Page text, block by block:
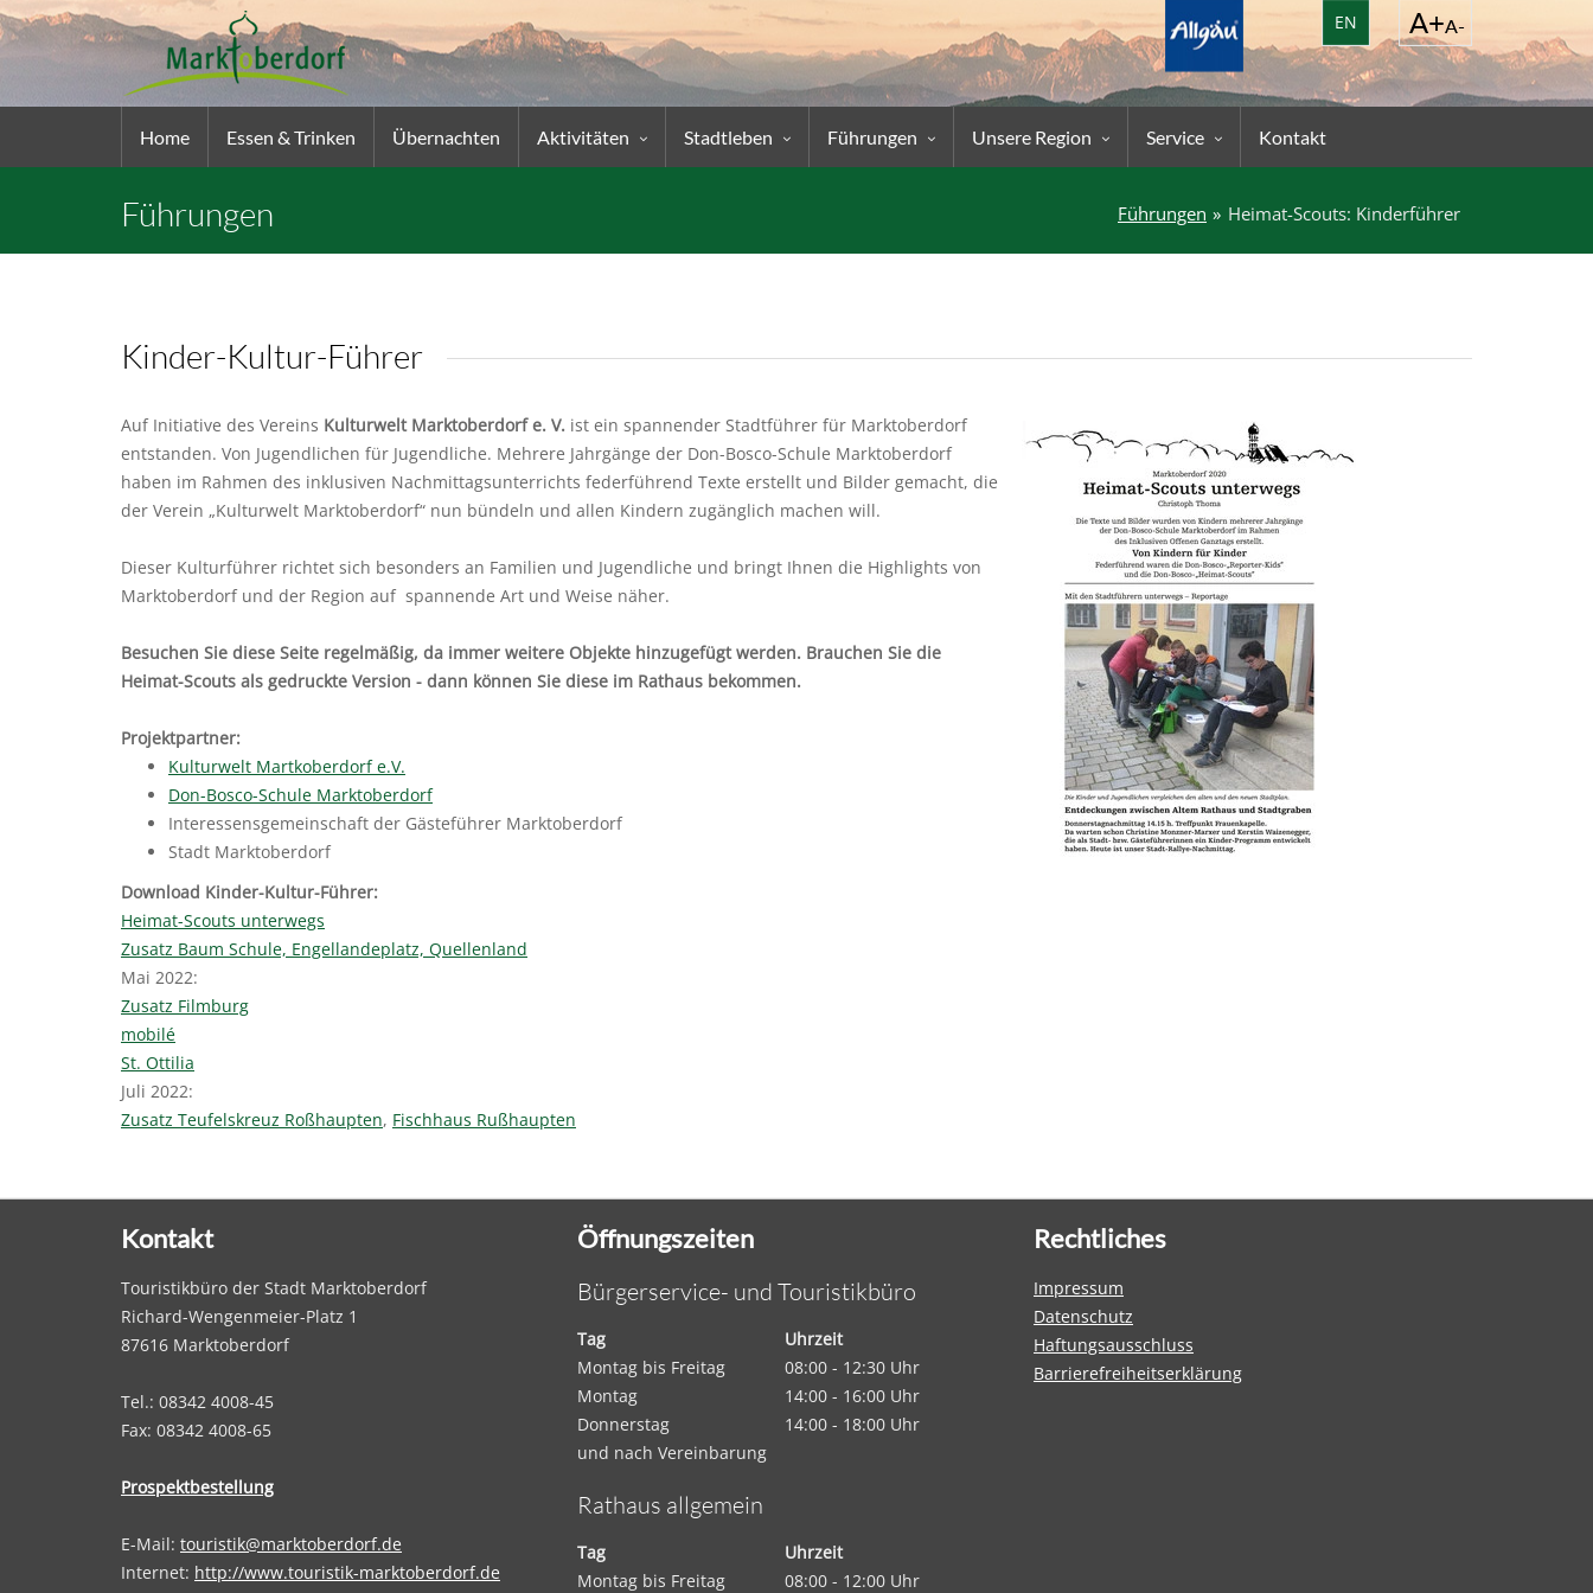
EN
Home Essen & Trinken Übernachten Aktivitäten Stadtleben Führungen Unsere Region Service Kontakt
Führungen Heimat-Scouts: Kinderführer
Führungen
Kinder-Kultur-Führer
Auf Initiative des Vereins Kulturwelt Marktoberdorf e. V. ist ein spannender Stadtführer für Marktoberdorf
entstanden. Von Jugendlichen für Jugendliche. Mehrere Jahrgänge der Don-Bosco-Schule Marktoberdorf
haben im Rahmen des inklusiven Nachmittagsunterrichts federführend Texte erstellt und Bilder gemacht, die
der Verein „Kulturwelt Marktoberdorf“ nun bündeln und allen Kindern zugänglich machen will.
Dieser Kulturführer richtet sich besonders an Familien und Jugendliche und bringt Ihnen die Highlights von
Marktoberdorf und der Region auf spannende Art und Weise näher.
Besuchen Sie diese Seite regelmäßig, da immer weitere Objekte hinzugefügt werden. Brauchen Sie die
Heimat-Scouts als gedruckte Version - dann können Sie diese im Rathaus bekommen.
Projektpartner:
Kulturwelt Martkoberdorf e.V.
Don-Bosco-Schule Marktoberdorf
Interessensgemeinschaft der Gästeführer Marktoberdorf
Stadt Marktoberdorf
Download Kinder-Kultur-Führer:
Heimat-Scouts unterwegs
Zusatz Baum Schule, Engellandeplatz, Quellenland
Mai 2022:
Zusatz Filmburg
mobilé
St. Ottilia
Juli 2022:
Zusatz Teufelskreuz Roßhaupten, Fischhaus Rußhaupten
Kontakt
Touristikbüro der Stadt Marktoberdorf
Richard-Wengenmeier-Platz 1
87616 Marktoberdorf
Tel.: 08342 4008-45
Fax: 08342 4008-65
Prospektbestellung
E-Mail: touristik@marktoberdorf.de
Internet: http://www.touristik-marktoberdorf.de
Öffnungszeiten
Bürgerservice- und Touristikbüro
Tag
Uhrzeit
Montag bis Freitag
08:00 - 12:30 Uhr
Montag
14:00 - 16:00 Uhr
Donnerstag
14:00 - 18:00 Uhr
und nach Vereinbarung
Rathaus allgemein
Tag
Uhrzeit
Montag bis Freitag
08:00 - 12:00 Uhr
Rechtliches
Impressum
Datenschutz
Haftungsausschluss
Barrierefreiheitserklärung